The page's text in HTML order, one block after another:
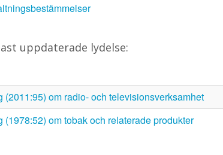
uppdaterade lydelse:
(2011:95) om radio- och televisionsverksamhet
(1978:52) om tobak och relaterade produkter